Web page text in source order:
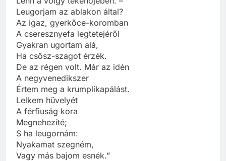
Leugorjam az ablakon által?
Az igaz, gyerkőce-koromban
A cseresznyefa legtetejéről
Gyakran ugortam alá,
Ha csősz-szagot érzék.
De az régen volt. Már az idén
A negyvenedikszer
Értem meg a krumplikapálást.
Lelkem hüvelyét
A férfiuság kora
Megnehezíté;
S ha leugornám:
Nyakamat szegném,
Vagy más bajom esnék.”